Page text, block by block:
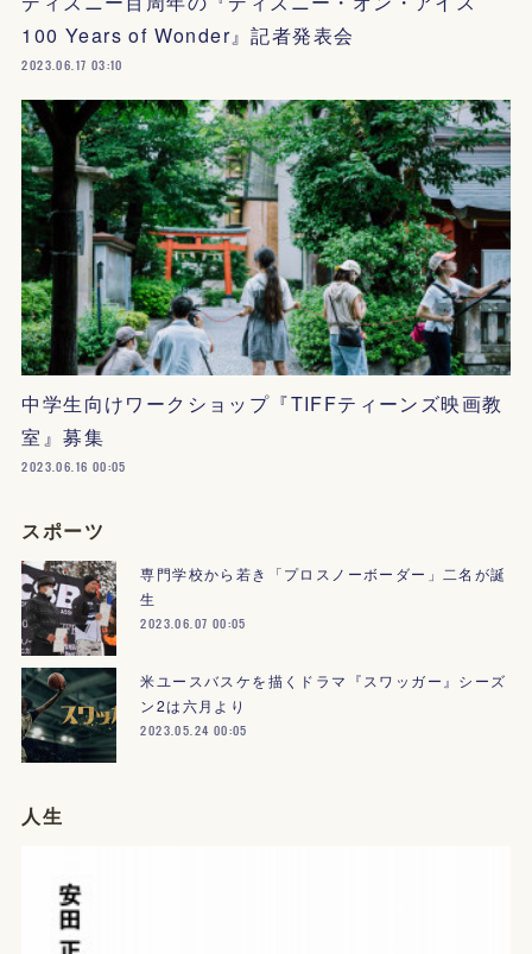
100 Years of Wonder』記者発表会
2023.06.17 03:10
中学生向けワークショップ『TIFFティーンズ映画教
室』募集
2023.06.16 00:05
スポーツ
専門学校から若き「プロスノーボーダー」二名が誕
生
2023.06.07 00:05
米ユースバスケを描くドラマ『スワッガー』シーズ
ン2は六月より
2023.05.24 00:05
人生